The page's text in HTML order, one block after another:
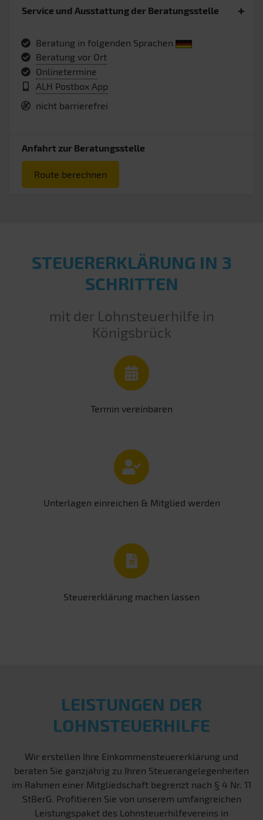
Service und Ausstattung der Beratungsstelle
Beratung in folgenden Sprachen
Beratung vor Ort
Onlinetermine
ALH Postbox App
nicht barrierefrei
Anfahrt zur Beratungsstelle
Route berechnen
STEUERERKLÄRUNG IN 3
SCHRITTEN
mit der Lohnsteuerhilfe in
Königsbrück
Termin vereinbaren
Unterlagen einreichen & Mitglied werden
Steuererklärung machen lassen
LEISTUNGEN DER
LOHNSTEUERHILFE
Wir erstellen Ihre Einkommensteuererklärung und
beraten Sie ganzjährig zu Ihren Steuerangelegenheiten
im Rahmen einer Mitgliedschaft begrenzt nach § 4 Nr. 11
StBerG. Profitieren Sie von unserem umfangreichen
Leistungspaket des Lohnsteuerhilfevereins in